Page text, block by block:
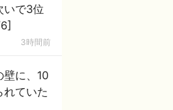
いで3位
3時間前
に、10
ていた